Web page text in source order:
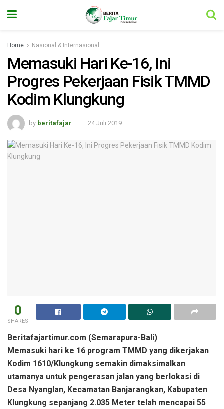
Home Nasional & Internasional
Memasuki Hari Ke-16, Ini
Progres Pekerjaan Fisik TMMD
Kodim Klungkung
by beritafajar 24 Juli 2019
0
SHARES
Beritafajartimur.com (Semarapura-Bali)
Memasuki hari ke 16 program TMMD yang dikerjakan
Kodim 1610/Klungkung semakin dimaksimalkan
utamanya untuk pengerasan jalan yang berlokasi di
Desa Nyanglan, Kecamatan Banjarangkan, Kabupaten
Klungkung sepanjang 2.035 Meter telah mencapai 55